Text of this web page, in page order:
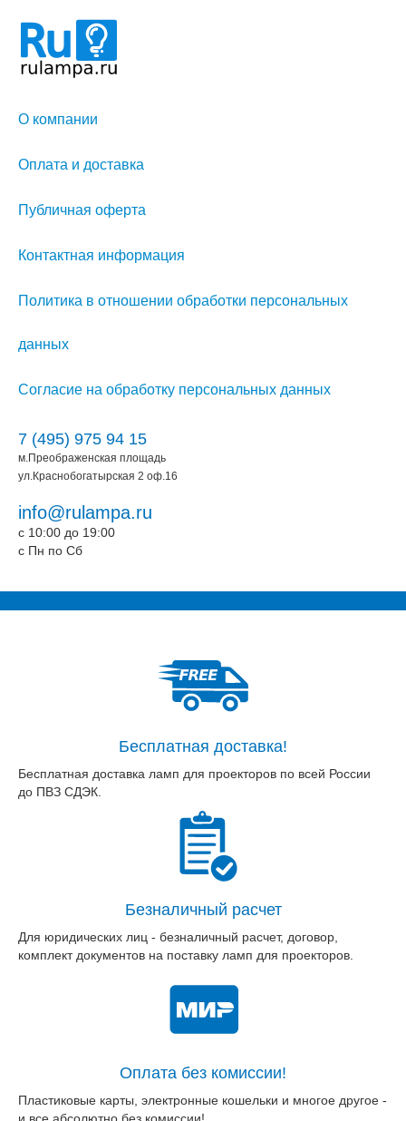
О компании
Оплата и доставка
Публичная оферта
Контактная информация
Политика в отношении обработки персональных
данных
Согласие на обработку персональных данных
7 (495) 975 94 15
м.Преображенская площадь
ул.Краснобогатырская 2 оф.16
info@rulampa.ru
c 10:00 до 19:00
c Пн по Сб
Бесплатная доставка!
Бесплатная доставка ламп для проекторов по всей России
до ПВЗ СДЭК.
Безналичный расчет
Для юридических лиц - безналичный расчет, договор,
комплект документов на поставку ламп для проекторов.
Оплата без комиссии!
Пластиковые карты, электронные кошельки и многое другое -